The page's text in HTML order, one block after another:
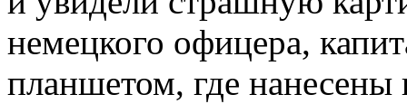
немецкого офицера,
планшетом, где нанесены